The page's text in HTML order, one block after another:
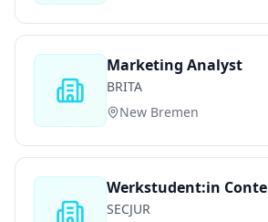
Marketing Analyst
BRITA
New Bremen
SECJUR